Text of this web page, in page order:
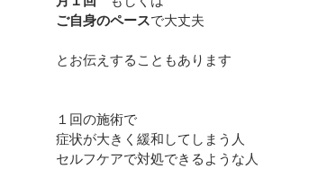
ご自身のペースで大丈夫
とお伝えすることもあります
１回の施術で
症状が大きく緩和してしまう人
セルフケアで対処できるような人